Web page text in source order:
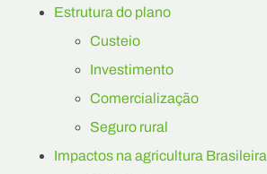
Estrutura do plano
Custeio
Investimento
Comercialização
Seguro rural
Impactos na agricultura Brasileira